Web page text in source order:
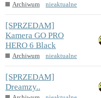
Archiwum nieaktualne
[SPRZEDAM]
Kamera GO PRO
HERO 6 Black
Archiwum nieaktualne
[SPRZEDAM]
Dreamzy..